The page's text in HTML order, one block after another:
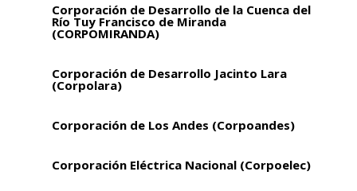
Corporación de Desarrollo de la Cuenca del
Río Tuy Francisco de Miranda
(CORPOMIRANDA)
Corporación de Desarrollo Jacinto Lara
(Corpolara)
Corporación de Los Andes (Corpoandes)
Corporación Eléctrica Nacional (Corpoelec)